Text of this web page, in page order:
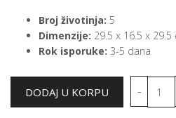
Broj životinja: 5
Dimenzije: 29.5 x 16.5 x 29.5
Rok isporuke: 3-5 dana